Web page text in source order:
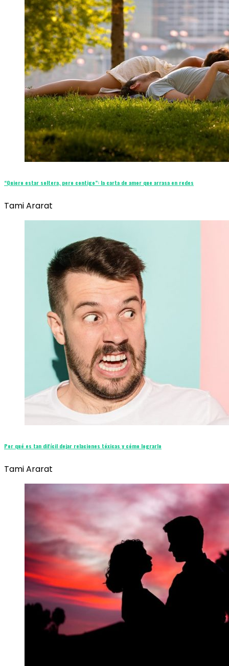
“Quiero estar soltera, pero contigo”: la carta de amor que arrasa en redes
Tami Ararat
Por qué es tan difícil dejar relaciones tóxicas y cómo lograrlo
Tami Ararat